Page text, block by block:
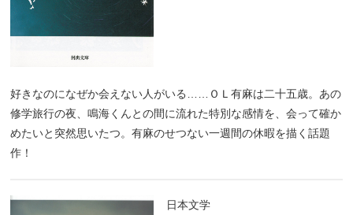
好きなのになぜか会えない人がいる……ＯＬ有麻は二十五歳。あの
修学旅行の夜、鳴海くんとの間に流れた特別な感情を、会って確か
めたいと突然思いたつ。有麻のせつない一週間の休暇を描く話題
作！
日本文学